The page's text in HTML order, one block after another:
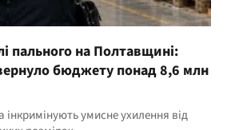
пального на Полтавщині:
бюджету понад 8,6 млн
умисне ухилення від